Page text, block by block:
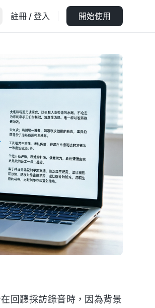
註冊 / 登入 開始使用
回聽採訪錄音時，因為背景